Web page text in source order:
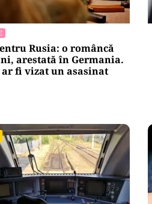
Rusia: o româncă
arestată în Germania.
fi vizat un asasinat